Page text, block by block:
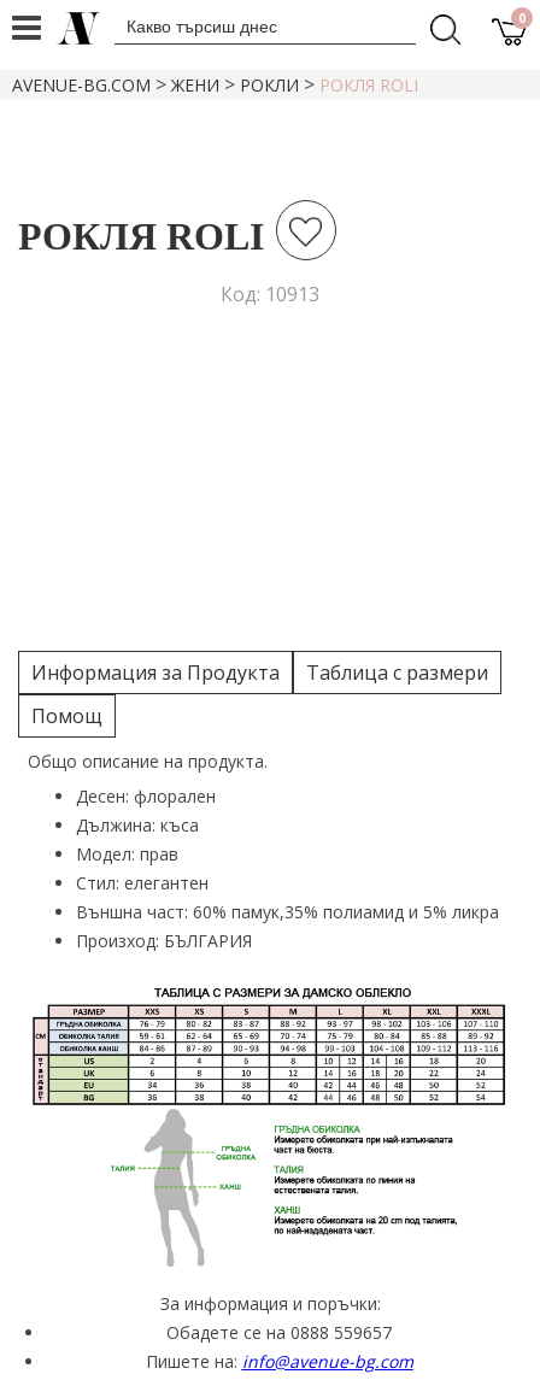
0
AVENUE-BG.COM >ЖЕНИ > РОКЛИ > РОКЛЯ ROLI
РОКЛЯ ROLI
Код: 10913
Информация за Продукта
Таблица с размери
Помощ
Общо описание на продукта.
Десен: флорален
Дължина: къса
Модел: прав
Стил: елегантен
Външна част: 60% памук,35% полиамид и 5% ликра
Произход: БЪЛГАРИЯ
За информация и поръчки:
Обадете се на 0888 559657
Пишете на: info@avenue-bg.com